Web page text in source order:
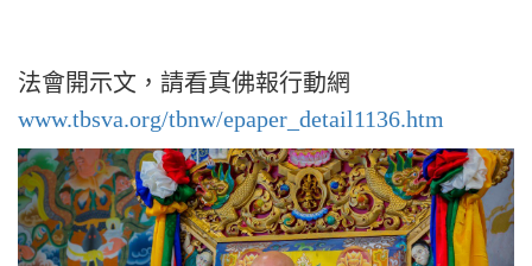
法會開示文，請看真佛報行動網
www.tbsva.org/tbnw/epaper_detail1136.htm